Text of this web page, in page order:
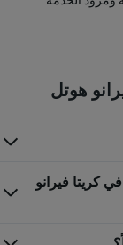
هوتل
كريتا فيرانو